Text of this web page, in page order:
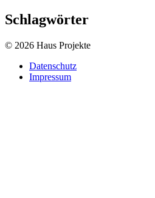
Schlagwörter
© 2026 Haus Projekte
Datenschutz
Impressum